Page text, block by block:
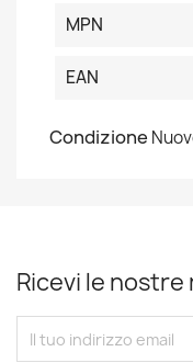
MPN
EAN
Condizione
Ricevi le